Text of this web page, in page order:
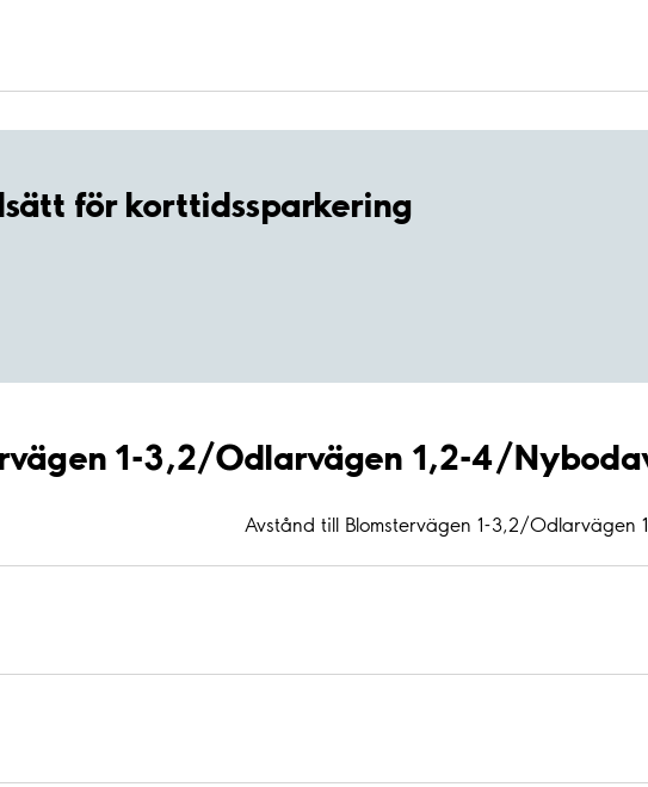
för korttidssparkering
1-3,2/Odlarvägen 1,2-4/
Avstånd till Blomstervägen 1-3,2/